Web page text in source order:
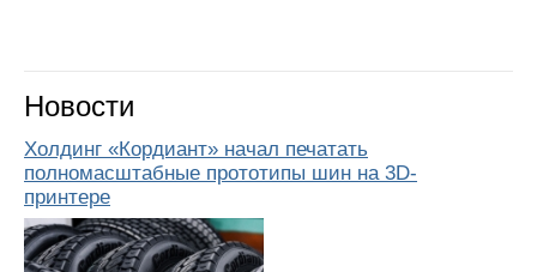
Новости
Холдинг «Кордиант» начал печатать
полномасштабные прототипы шин на 3D-
принтере